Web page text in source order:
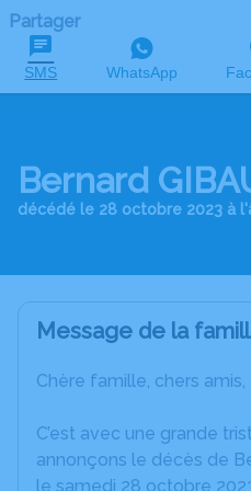
Partager
SMS WhatsApp
Bernard
décédé le 28 octobre 2023 à
Message de la
Chère famille, chers amis,
C’est avec une grande
annonçons le décès de
le samedi 28 octobre